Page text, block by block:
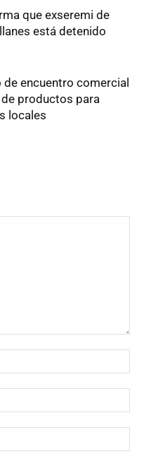
que exseremi de
está detenido
encuentro comercial
productos para
locales